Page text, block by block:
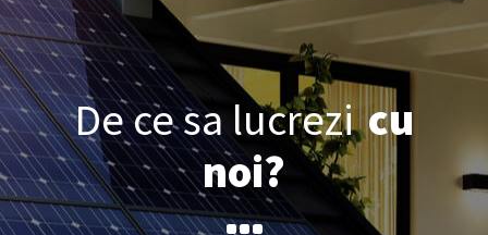
De ce sa lucrezicu
noi?